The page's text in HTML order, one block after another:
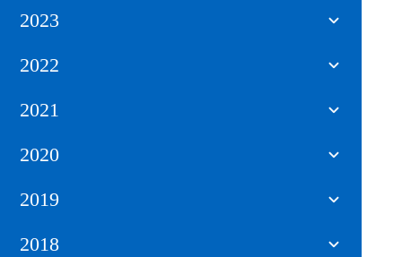
2023
2022
2021
2020
2019
2018